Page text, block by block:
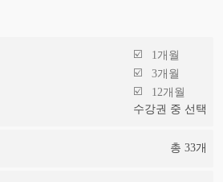
1개월
3개월
12개월
수강권 중 선택
총 33개